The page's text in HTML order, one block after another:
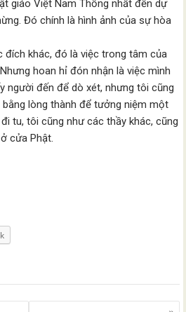
giáo Việt Nam Thống nhất đến dự
Đó chính là hình ảnh của sự hòa
đích khác, đó là việc trong tâm của
hoan hỉ đón nhận là việc mình
người đến để dò xét, nhưng tôi cũng
lòng thành để tưởng niệm một
tu, tôi cũng như các thầy khác, cũng
cửa Phật.